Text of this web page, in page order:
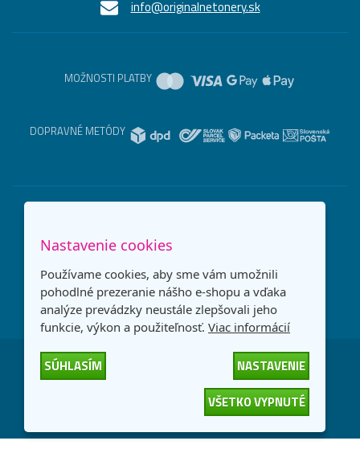
info@originalnetonery.sk
MOŽNOSTI PLATBY
DOPRAVNÉ METÓDY
Slovensko
-
Všetky práva vyhradené
Nastavenie cookies
Používame cookies, aby sme vám umožnili
pohodlné prezeranie nášho e-shopu a vďaka
analýze prevádzky neustále zlepšovali jeho
funkcie, výkon a použiteľnosť. Viac informácií
SÚHLASÍM
NASTAVENIE
VŠETKO VYPNUTÉ